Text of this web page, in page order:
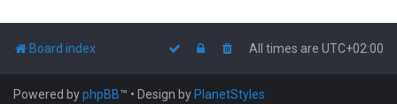
Board index All times are UTC+02:00
Powered byphpBB™ • Design by PlanetStyles